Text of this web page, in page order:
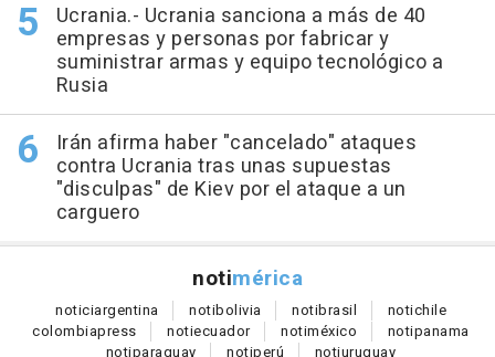
Ucrania.- Ucrania sanciona a más de 40
empresas y personas por fabricar y
suministrar armas y equipo tecnológico a
Rusia
Irán afirma haber "cancelado" ataques
contra Ucrania tras unas supuestas
"disculpas" de Kiev por el ataque a un
carguero
notimérica
noticiargentina notibolivia notibrasil notichile
colombiapress notiecuador notiméxico notipanama
notiparaguay notiperú notiuruguay